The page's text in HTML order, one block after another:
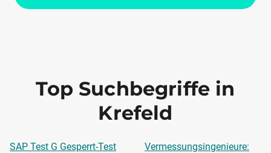
Top Suchbegriffe in
Krefeld
SAP Test G Gesperrt-Test
Vermessungsingenieure: